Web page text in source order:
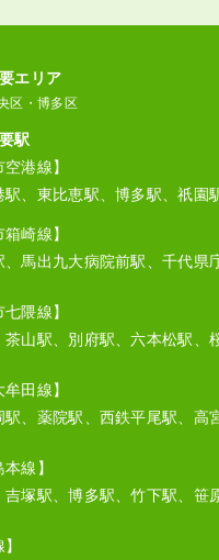
エリア
区・博多区
駅
空港線】
駅、東比恵駅、博多駅、祇園
箱崎線】
、馬出九大病院前駅、千代県
七隈線】
茶山駅、別府駅、六本松駅、
牟田線】
駅、薬院駅、西鉄平尾駅、高
本線】
吉塚駅、博多駅、竹下駅、笹